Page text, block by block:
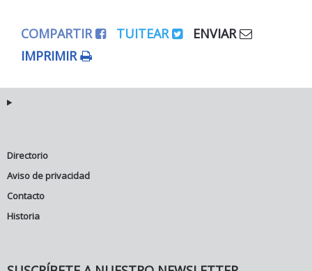
COMPARTIR TUITEAR
ENVIAR
IMPRIMIR
Directorio
Aviso de privacidad
Contacto
Historia